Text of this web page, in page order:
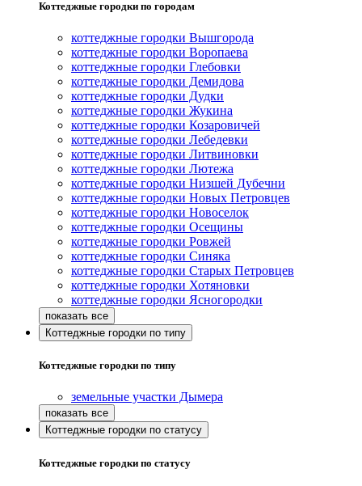
Коттеджные городки по городам
коттеджные городки Вышгорода
коттеджные городки Воропаева
коттеджные городки Глебовки
коттеджные городки Демидова
коттеджные городки Дудки
коттеджные городки Жукина
коттеджные городки Козаровичей
коттеджные городки Лебедевки
коттеджные городки Литвиновки
коттеджные городки Лютежа
коттеджные городки Низшей Дубечни
коттеджные городки Новых Петровцев
коттеджные городки Новоселок
коттеджные городки Осещины
коттеджные городки Ровжей
коттеджные городки Синяка
коттеджные городки Старых Петровцев
коттеджные городки Хотяновки
коттеджные городки Ясногородки
Коттеджные городки по типу
Коттеджные городки по типу
земельные участки Дымера
Коттеджные городки по статусу
Коттеджные городки по статусу